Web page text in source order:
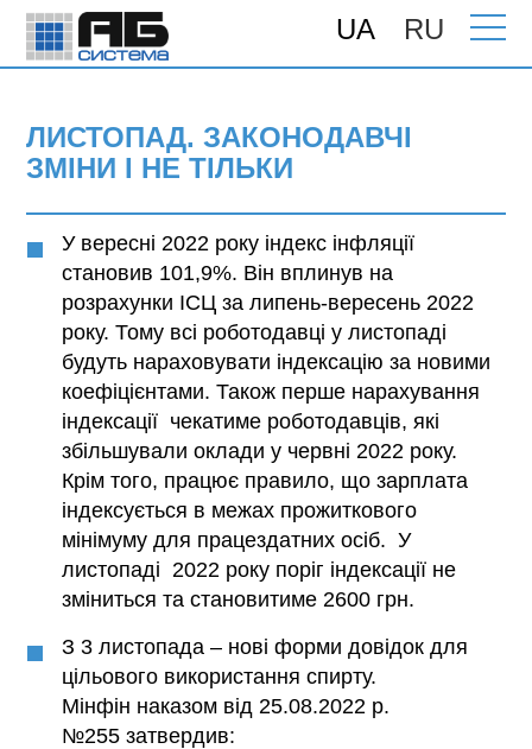
UA RU
Головна>Новини> Листопад.
ЛИСТОПАД. ЗАКОНОДАВЧІ
ЗМІНИ І НЕ ТІЛЬКИ
У вересні 2022 року індекс інфляції
становив 101,9%. Він вплинув на
розрахунки ІСЦ за липень-вересень 2022
року. Тому всі роботодавці у листопаді
будуть нараховувати індексацію за новими
коефіцієнтами. Також перше нарахування
індексації чекатиме роботодавців, які
збільшували оклади у червні 2022 року.
Крім того, працює правило, що зарплата
індексується в межах прожиткового
мінімуму для працездатних осіб. У
листопаді 2022 року поріг індексації не
зміниться та становитиме 2600 грн.
З 3 листопада – нові форми довідок для
цільового використання спирту.
Мінфін наказом від 25.08.2022 р.
№255 затвердив: